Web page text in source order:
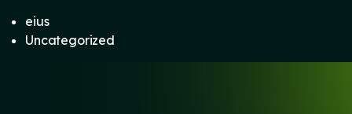
eius
Uncategorized